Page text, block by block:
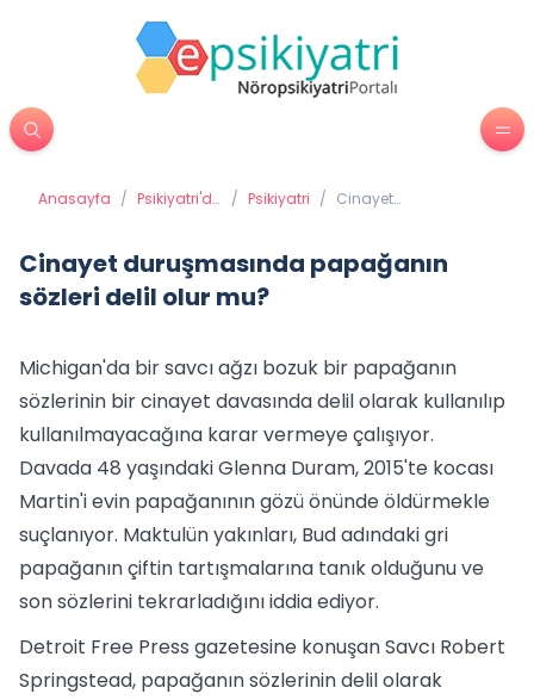
Anasayfa / Psikiyatri'de
/ Psikiyatri / Cinayet
delil olur mu?
Cinayet duruşmasında papağanın
sözleri delil olur mu?
Michigan'da bir savcı ağzı bozuk bir papağanın
sözlerinin bir cinayet davasında delil olarak kullanılıp
kullanılmayacağına karar vermeye çalışıyor.
Davada 48 yaşındaki Glenna Duram, 2015'te kocası
Martin'i evin papağanının gözü önünde öldürmekle
suçlanıyor. Maktulün yakınları, Bud adındaki gri
papağanın çiftin tartışmalarına tanık olduğunu ve
son sözlerini tekrarladığını iddia ediyor.
Detroit Free Press gazetesine konuşan Savcı Robert
Springstead, papağanın sözlerinin delil olarak